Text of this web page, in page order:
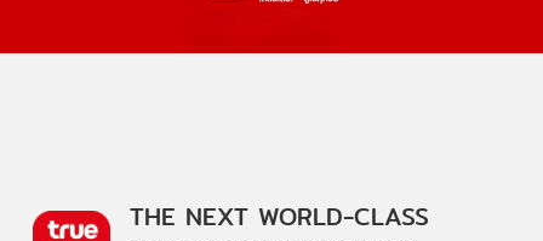
THE NEXT WORLD-CLASS